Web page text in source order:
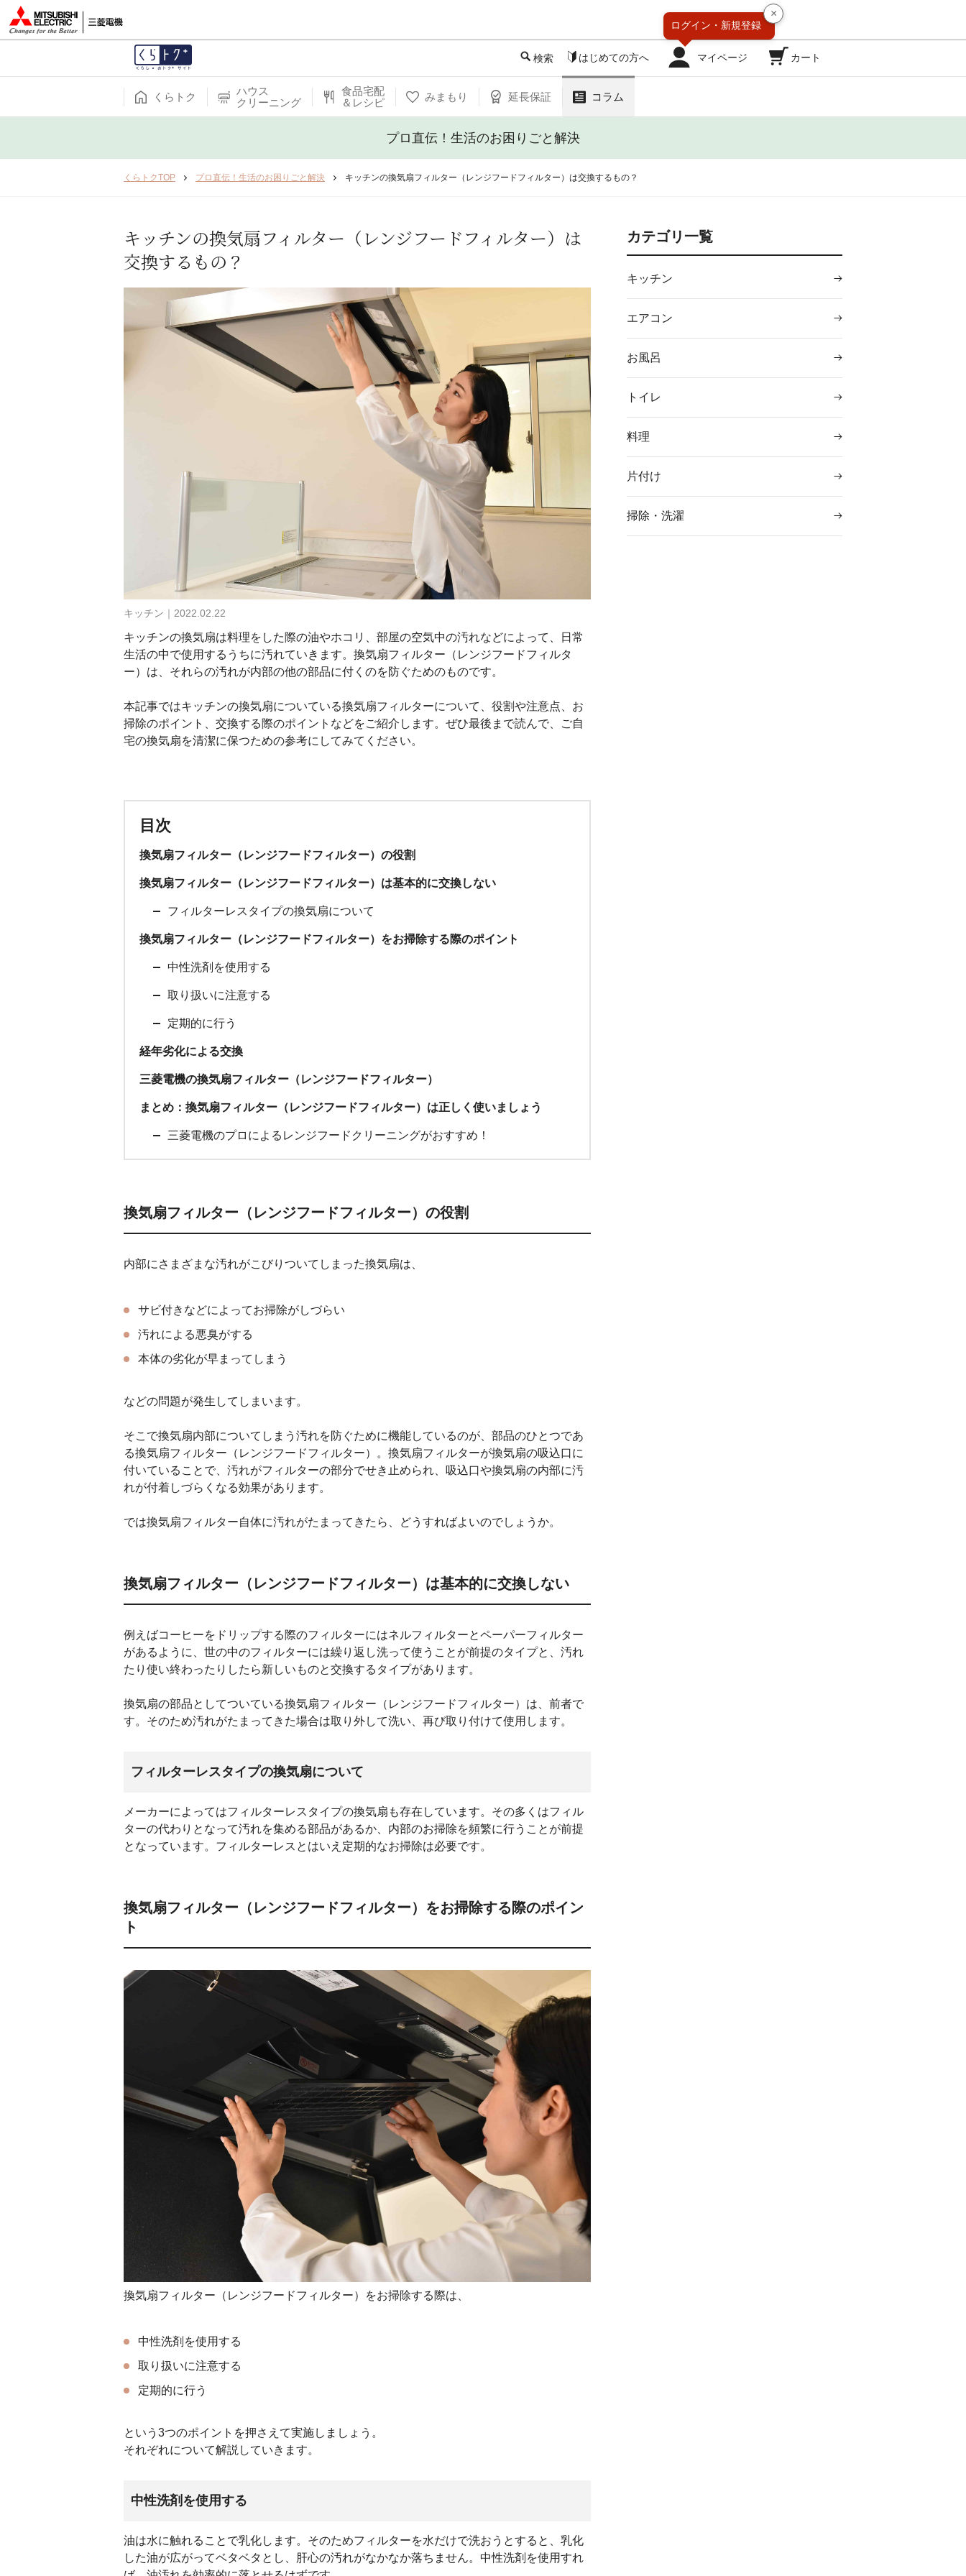
検索 はじめての方へ マイページ
×
ログイン・ 新規登録
カート
くらトク
ハウス
クリーニング
食品宅配
＆レシピ
みまもり 延長保証 コラム
プロ直伝！生活のお困りごと解決
くらトクTOP プロ直伝！生活のお困りごと解決 キッチンの換気扇フィルター（レンジフードフィルター）は交換するもの？
キッチンの換気扇フィルター（レンジフードフィルター）は
交換するもの？
キッチン｜2022.02.22
キッチンの換気扇は料理をした際の油やホコリ、部屋の空気中の汚れなどによって、日常
生活の中で使用するうちに汚れていきます。換気扇フィルター（レンジフードフィルタ
ー）は、それらの汚れが内部の他の部品に付くのを防ぐためのものです。
本記事ではキッチンの換気扇についている換気扇フィルターについて、役割や注意点、お
掃除のポイント、交換する際のポイントなどをご紹介します。ぜひ最後まで読んで、ご自
宅の換気扇を清潔に保つための参考にしてみてください。
目次
換気扇フィルター（レンジフードフィルター）の役割
換気扇フィルター（レンジフードフィルター）は基本的に交換しない
フィルターレスタイプの換気扇について
換気扇フィルター（レンジフードフィルター）をお掃除する際のポイント
中性洗剤を使用する
取り扱いに注意する
定期的に行う
経年劣化による交換
三菱電機の換気扇フィルター（レンジフードフィルター）
まとめ：換気扇フィルター（レンジフードフィルター）は正しく使いましょう
三菱電機のプロによるレンジフードクリーニングがおすすめ！
換気扇フィルター（レンジフードフィルター）の役割
内部にさまざまな汚れがこびりついてしまった換気扇は、
サビ付きなどによってお掃除がしづらい
汚れによる悪臭がする
本体の劣化が早まってしまう
などの問題が発生してしまいます。
そこで換気扇内部についてしまう汚れを防ぐために機能しているのが、部品のひとつであ
る換気扇フィルター（レンジフードフィルター）。換気扇フィルターが換気扇の吸込口に
付いていることで、汚れがフィルターの部分でせき止められ、吸込口や換気扇の内部に汚
れが付着しづらくなる効果があります。
では換気扇フィルター自体に汚れがたまってきたら、どうすればよいのでしょうか。
換気扇フィルター（レンジフードフィルター）は基本的に交換しない
例えばコーヒーをドリップする際のフィルターにはネルフィルターとペーパーフィルター
があるように、世の中のフィルターには繰り返し洗って使うことが前提のタイプと、汚れ
たり使い終わったりしたら新しいものと交換するタイプがあります。
換気扇の部品としてついている換気扇フィルター（レンジフードフィルター）は、前者で
す。そのため汚れがたまってきた場合は取り外して洗い、再び取り付けて使用します。
フィルターレスタイプの換気扇について
メーカーによってはフィルターレスタイプの換気扇も存在しています。その多くはフィル
ターの代わりとなって汚れを集める部品があるか、内部のお掃除を頻繁に行うことが前提
となっています。フィルターレスとはいえ定期的なお掃除は必要です。
換気扇フィルター（レンジフードフィルター）をお掃除する際のポイン
ト
換気扇フィルター（レンジフードフィルター）をお掃除する際は、
中性洗剤を使用する
取り扱いに注意する
定期的に行う
という3つのポイントを押さえて実施しましょう。
それぞれについて解説していきます。
中性洗剤を使用する
油は水に触れることで乳化します。そのためフィルターを水だけで洗おうとすると、乳化
した油が広がってベタベタとし、肝心の汚れがなかなか落ちません。中性洗剤を使用すれ
カテゴリ一覧
キッチン
エアコン
お風呂
トイレ
料理
片付け
掃除・洗濯